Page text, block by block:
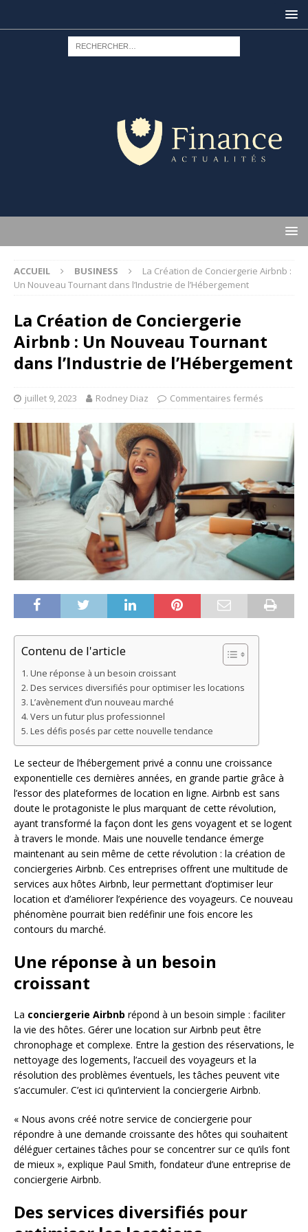
ACCUEIL BUSINESS
La Création de Conciergerie Airbnb :
Un Nouveau Tournant dans l’Industrie de l’Hébergement
La Création de Conciergerie
Airbnb : Un Nouveau Tournant
dans l’Industrie de l’Hébergement
juillet 9, 2023 Rodney Diaz Commentaires fermés
Contenu de l'article
Une réponse à un besoin croissant
Des services diversifiés pour optimiser les locations
L’avènement d’un nouveau marché
Vers un futur plus professionnel
Les défis posés par cette nouvelle tendance
Le secteur de l’hébergement privé a connu une croissance
exponentielle ces dernières années, en grande partie grâce à
l’essor des plateformes de location en ligne. Airbnb est sans
doute le protagoniste le plus marquant de cette révolution,
ayant transformé la façon dont les gens voyagent et se logent
à travers le monde. Mais une nouvelle tendance émerge
maintenant au sein même de cette révolution : la création de
conciergeries Airbnb. Ces entreprises offrent une multitude de
services aux hôtes Airbnb, leur permettant d’optimiser leur
location et d’améliorer l’expérience des voyageurs. Ce nouveau
phénomène pourrait bien redéfinir une fois encore les
contours du marché.
Une réponse à un besoin
croissant
La conciergerie Airbnb répond à un besoin simple : faciliter
la vie des hôtes. Gérer une location sur Airbnb peut être
chronophage et complexe. Entre la gestion des réservations, le
nettoyage des logements, l’accueil des voyageurs et la
résolution des problèmes éventuels, les tâches peuvent vite
s’accumuler. C’est ici qu’intervient la conciergerie Airbnb.
« Nous avons créé notre service de conciergerie pour
répondre à une demande croissante des hôtes qui souhaitent
déléguer certaines tâches pour se concentrer sur ce qu’ils font
de mieux », explique Paul Smith, fondateur d’une entreprise de
conciergerie Airbnb.
Des services diversifiés pour